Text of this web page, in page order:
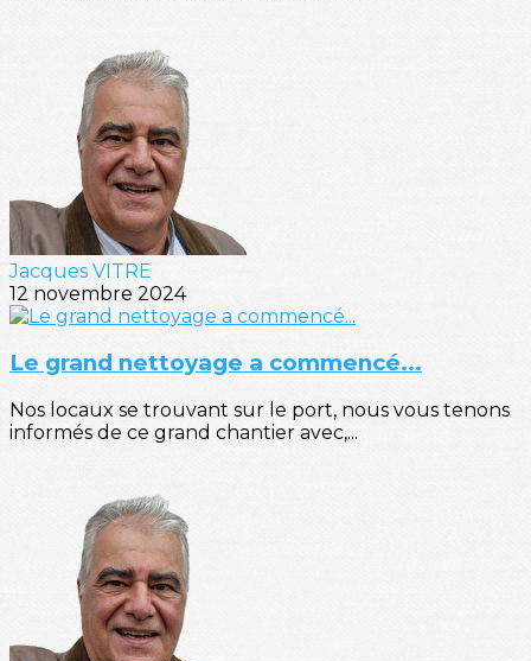
Jacques VITRE
12 novembre 2024
Le grand nettoyage a commencé...
Nos locaux se trouvant sur le port, nous vous tenons
informés de ce grand chantier avec,...